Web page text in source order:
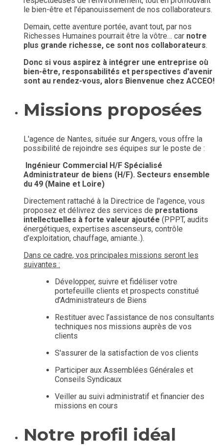
le bien-être et l'épanouissement de nos collaborateurs.
Demain, cette aventure portée, avant tout, par nos
Richesses Humaines pourrait être la vôtre… car notre
plus grande richesse, ce sont nos collaborateurs.
Donc si vous aspirez à intégrer une entreprise où
bien-être, responsabilités et perspectives d'avenir
sont au rendez-vous, alors Bienvenue chez ACCEO!
Missions proposées
L'agence de Nantes, située sur Angers, vous offre la
possibilité de rejoindre ses équipes sur le poste de :
Ingénieur Commercial H/F Spécialisé
Administrateur de biens (H/F). Secteurs ensemble
du 49 (Maine et Loire)
Directement rattaché à la Directrice de l'agence, vous
proposez et délivrez des services de prestations
intellectuelles à forte valeur ajoutée (PPPT, audits
énergétiques, expertises ascenseurs, contrôle
d’exploitation, chauffage, amiante..).
Dans ce cadre, vos principales missions seront les
suivantes :
Développer, suivre et fidéliser votre
portefeuille clients et prospects constitué
d’Administrateurs de Biens
Restituer avec l’assistance de nos consultants
techniques nos missions auprès de vos
clients
S'assurer de la satisfaction de vos clients
Participer aux Assemblées Générales et
Conseils Syndicaux
Veiller au suivi administratif et financier des
missions en cours
Notre profil idéal